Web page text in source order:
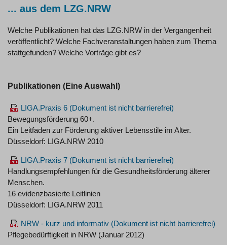
... aus dem LZG.NRW
Welche Publikationen hat das LZG.NRW in der Vergangenheit
veröffentlicht? Welche Fachveranstaltungen haben zum Thema
stattgefunden? Welche Vorträge gibt es?
Publikationen (Eine Auswahl)
LIGA.Praxis 6
Bewegungsförderung 60+.
Ein Leitfaden zur Förderung aktiver Lebensstile im Alter.
Düsseldorf: LIGA.NRW 2010
LIGA.Praxis 7
Handlungsempfehlungen für die Gesundheitsförderung älterer
Menschen.
16 evidenzbasierte Leitlinien
Düsseldorf: LIGA.NRW 2011
NRW - kurz und informativ
Pflegebedürftigkeit in NRW (Januar 2012)